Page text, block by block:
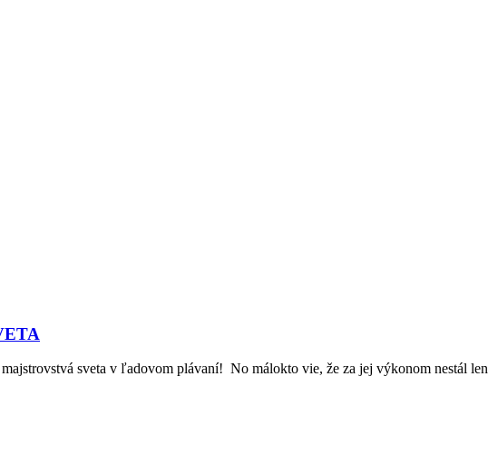
sveta v ľadovom plávaní! No málokto vie, že za jej výkonom nestál len